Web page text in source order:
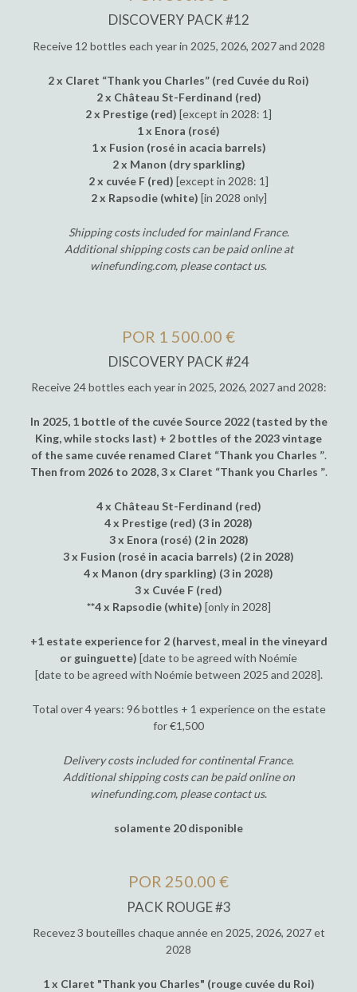
DISCOVERY PACK #12
Receive 12 bottles each year in 2025, 2026, 2027 and 2028
2 x Claret “Thank you Charles” (red Cuvée du Roi)
2 x Château St-Ferdinand (red)
2 x Prestige (red) [except in 2028: 1]
1 x Enora (rosé)
1 x Fusion (rosé in acacia barrels)
2 x Manon (dry sparkling)
2 x cuvée F (red) [except in 2028: 1]
2 x Rapsodie (white) [in 2028 only]
Shipping costs included for mainland France.
Additional shipping costs can be paid online at
winefunding.com, please contact us.
POR 1 500.00 €
DISCOVERY PACK #24
Receive 24 bottles each year in 2025, 2026, 2027 and 2028:
In 2025, 1 bottle of the cuvée Source 2022 (tasted by the
King, while stocks last) + 2 bottles of the 2023 vintage
of the same cuvée renamed Claret “Thank you Charles ”.
Then from 2026 to 2028, 3 x Claret “Thank you Charles ”.
4 x Château St-Ferdinand (red)
4 x Prestige (red) (3 in 2028)
3 x Enora (rosé) (2 in 2028)
3 x Fusion (rosé in acacia barrels) (2 in 2028)
4 x Manon (dry sparkling) (3 in 2028)
3 x Cuvée F (red)
**4 x Rapsodie (white) [only in 2028]
+1 estate experience for 2 (harvest, meal in the vineyard
or guinguette) [date to be agreed with Noémie
[date to be agreed with Noémie between 2025 and 2028].
Total over 4 years: 96 bottles + 1 experience on the estate
for €1,500
Delivery costs included for continental France.
Additional shipping costs can be paid online on
winefunding.com, please contact us.
solamente 20 disponible
POR 250.00 €
PACK ROUGE #3
Recevez 3 bouteilles chaque année en 2025, 2026, 2027 et
2028
1 x Claret "Thank you Charles" (rouge cuvée du Roi)